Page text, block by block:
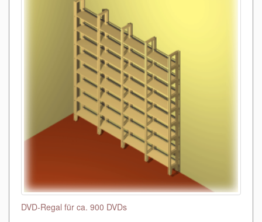
DVD-Regal für ca. 900 DVDs